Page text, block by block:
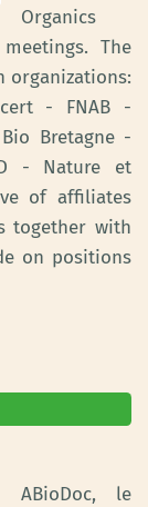
Organics
The
organizations:
- FNAB -
Bretagne -
- Nature et
of affiliates
together with
on positions
ABioDoc, le